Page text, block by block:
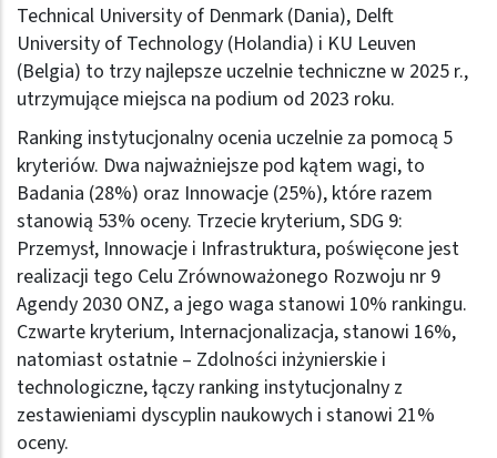
Technical University of Denmark (Dania), Delft
University of Technology (Holandia) i KU Leuven
(Belgia) to trzy najlepsze uczelnie techniczne w 2025 r.,
utrzymujące miejsca na podium od 2023 roku.
Ranking instytucjonalny ocenia uczelnie za pomocą 5
kryteriów. Dwa najważniejsze pod kątem wagi, to
Badania (28%) oraz Innowacje (25%), które razem
stanowią 53% oceny. Trzecie kryterium, SDG 9:
Przemysł, Innowacje i Infrastruktura, poświęcone jest
realizacji tego Celu Zrównoważonego Rozwoju nr 9
Agendy 2030 ONZ, a jego waga stanowi 10% rankingu.
Czwarte kryterium, Internacjonalizacja, stanowi 16%,
natomiast ostatnie – Zdolności inżynierskie i
technologiczne, łączy ranking instytucjonalny z
zestawieniami dyscyplin naukowych i stanowi 21%
oceny.